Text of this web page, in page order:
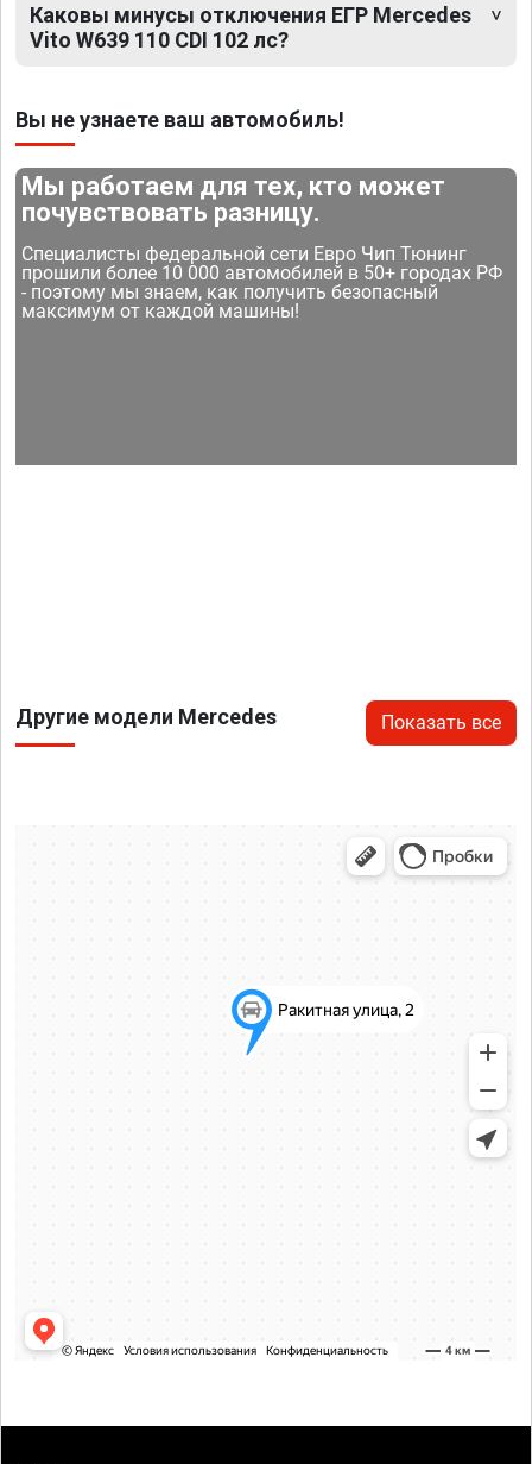
Каковы минусы отключения ЕГР Mercedes
Vito W639 110 CDI 102 лс?
Вы не узнаете ваш автомобиль!
Мы работаем для тех, кто может
почувствовать разницу.
Специалисты федеральной сети Евро Чип Тюнинг
прошили более 10 000 автомобилей в 50+ городах РФ
- поэтому мы знаем, как получить безопасный
максимум от каждой машины!
Другие модели Mercedes Показать все